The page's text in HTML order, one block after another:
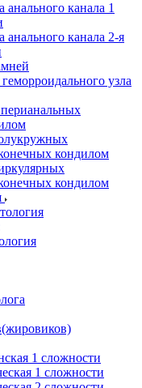
канала 1
анального канала 2-я
узла
кондилом
кондилом
1 сложности
1 сложности